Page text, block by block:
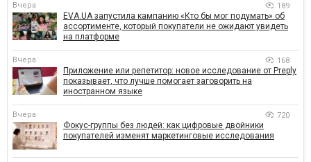
Вчера 189
EVA.UA запустила кампанию «Кто бы мог подумать» об
ассортименте, который покупатели не ожидают увидеть
на платформе
Вчера 168
Приложение или репетитор: новое исследование от Preply
показывает, что лучше помогает заговорить на
иностранном языке
Вчера 720
Фокус-группы без людей: как цифровые двойники
покупателей изменят маркетинговые исследования